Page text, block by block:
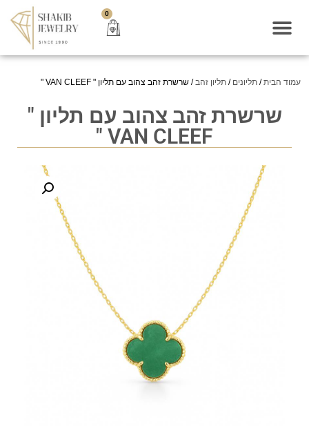
0
עמוד הבית/ תליונים / תליון זהב/ שרשרת זהב צהוב עם תליון " VAN CLEEF "
שרשרת זהב צהוב עם תליון "
VAN CLEEF "